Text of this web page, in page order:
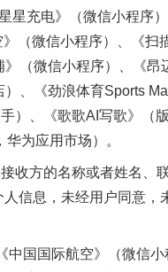
星充电》（微信小程序
（微信小程序）、《扫
（微信小程序）、《昂
、《劲浪体育Sports
）、《歌歌AI写歌》（
为应用市场）。
方的名称或者姓名、
信息，未经用户同意，
国国际航空》（微信小